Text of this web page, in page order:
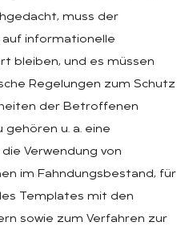
muss der
informationelle
bleiben, und es müssen
Regelungen zum Schutz
der Betroffenen
gehören u. a. eine
Verwendung von
im Fahndungsbestand, für
Templates mit den
sowie zum Verfahren zur